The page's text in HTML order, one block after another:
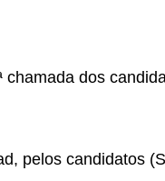
dos
pelos candidatos